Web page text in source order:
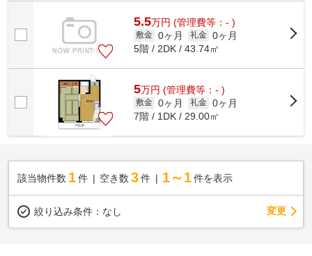
5.5万円 (管理費等：- )
敷金 0ヶ月 礼金 0ヶ月
5階 / 2DK / 43.74㎡
5万円 (管理費等：- )
敷金 0ヶ月 礼金 0ヶ月
7階 / 1DK / 29.00㎡
該当物件数 1件 空き数 3 件 1～1 件を表示
絞り込み条件： なし 変更